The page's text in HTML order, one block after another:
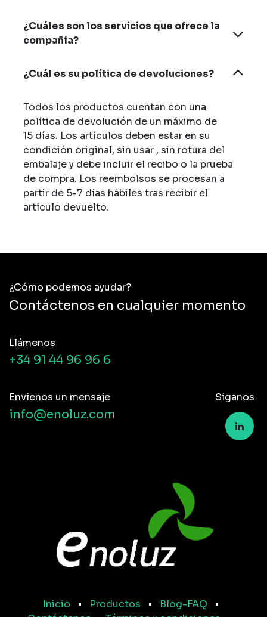
¿Cuáles son los servicios que ofrece la
compañía?
¿Cuál es su política de devoluciones?
Todos los productos cuentan con una
política de devolución de un máximo de
15 días. Los artículos deben estar en su
condición original, sin usar , sin rotura del
embalaje y debe incluir el recibo o la prueba
de compra. Los reembolsos se procesan a
partir de 5-7 días hábiles tras recibir el
artículo devuelto.
¿Cómo podemos ayudar?
Contáctenos en cualquier momento
Llámenos
+34 91 44 96 96 6
Envíenos un mensaje
info@enoluz.com
Síganos
Inicio • Productos • Blog-FAQ
•